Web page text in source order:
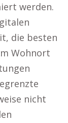
werden.
die besten
Wohnort
nicht